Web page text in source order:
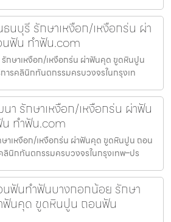
นบุรี รักษาเหงือก/เหงือกร่น ผ่า
ฟัน ทำฟัน.com
กษาเหงือก/เหงือกร่น ผ่าฟันคุด ขูดหินปูน
รคลินิกทันตกรรมครบวงจรในกรุงเท
รักษาเหงือก/เหงือกร่น ผ่าฟัน
ทำฟัน.com
เหงือก/เหงือกร่น ผ่าฟันคุด ขูดหินปูน ถอน
นิกทันตกรรมครบวงจรในกรุงเทพ–ปร
ฟันทำฟันบางกอกน้อย รักษา
ฟันคุด ขูดหินปูน ถอนฟัน